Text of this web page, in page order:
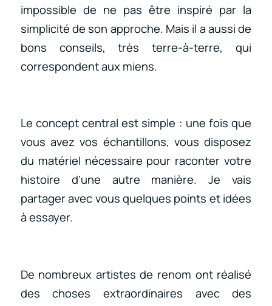
impossible de ne pas être inspiré par la
simplicité de son approche. Mais il a aussi de
bons conseils, très terre-à-terre, qui
correspondent aux miens.
Le concept central est simple : une fois que
vous avez vos échantillons, vous disposez
du matériel nécessaire pour raconter votre
histoire d’une autre manière. Je vais
partager avec vous quelques points et idées
à essayer.
De nombreux artistes de renom ont réalisé
des choses extraordinaires avec des